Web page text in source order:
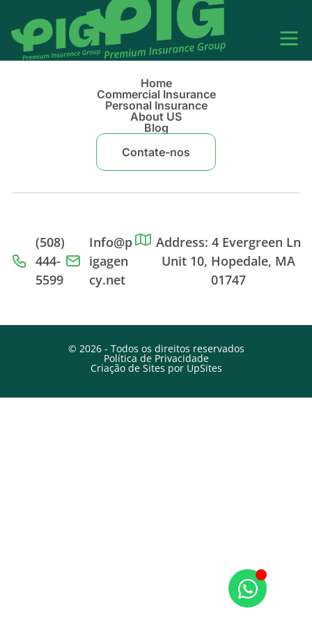
Home
Commercial Insurance
Personal Insurance
About US
Blog
Contate-nos
(508)
444-
5599
Info@p
igagen
cy.net
Address: 4 Evergreen Ln
Unit 10, Hopedale, MA
01747
© 2026 - Todos os direitos reservados
Política de Privacidade
Criação de Sites por UpSites